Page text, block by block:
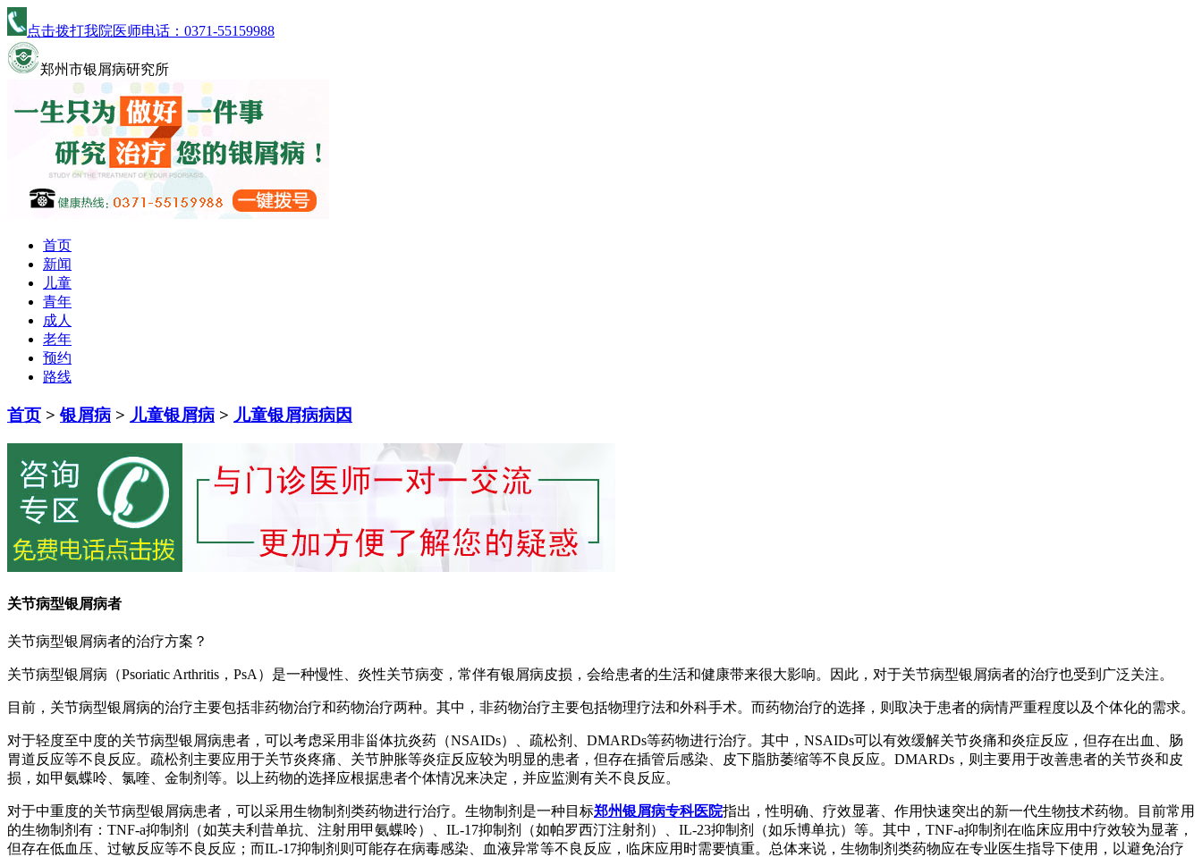
点击拨打我院医师电话： 0371-55159988
郑州市银屑病研究所
首页
新闻
儿童
青年
成人
老年
预约
路线
首页 >银屑病 > 儿童银屑病 > 儿童银屑病病因
关节病型银屑病者
关节病型银屑病者的治疗方案？
关节病型银屑病（Psoriatic Arthritis，PsA）是一种慢性、炎性关节病变，常伴有银屑病皮损，会给患者的生活和健康带来很大影响。因此，对于关节病型银屑病者的治疗也受到广泛关注。
目前，关节病型银屑病的治疗主要包括非药物治疗和药物治疗两种。其中，非药物治疗主要包括物理疗法和外科手术。而药物治疗的选择，则取决于患者的病情严重程度以及个体化的需求。
对于轻度至中度的关节病型银屑病患者，可以考虑采用非甾体抗炎药（NSAIDs）、疏松剂、DMARDs等药物进行治疗。其中，NSAIDs可以有效缓解关节炎痛和炎症反应，但存在出血、肠
胃道反应等不良反应。疏松剂主要应用于关节炎疼痛、关节肿胀等炎症反应较为明显的患者，但存在插管后感染、皮下脂肪萎缩等不良反应。DMARDs，则主要用于改善患者的关节炎和皮
损，如甲氨蝶呤、氯喹、金制剂等。以上药物的选择应根据患者个体情况来决定，并应监测有关不良反应。
对于中重度的关节病型银屑病患者，可以采用生物制剂类药物进行治疗。生物制剂是一种目标郑州银屑病专科医院指出，性明确、疗效显著、作用快速突出的新一代生物技术药物。目前常用
的生物制剂有：TNF-a抑制剂（如英夫利昔单抗、注射用甲氨蝶呤）、IL-17抑制剂（如帕罗西汀注射剂）、IL-23抑制剂（如乐博单抗）等。其中，TNF-a抑制剂在临床应用中疗效较为显著，
但存在低血压、过敏反应等不良反应；而IL-17抑制剂则可能存在病毒感染、血液异常等不良反应，临床应用时需要慎重。总体来说，生物制剂类药物应在专业医生指导下使用，以避免治疗